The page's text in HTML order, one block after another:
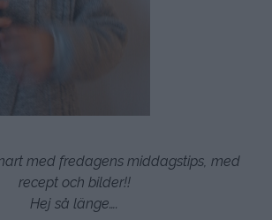
med fredagens middagstips, med
recept och bilder!!
Hej så länge….